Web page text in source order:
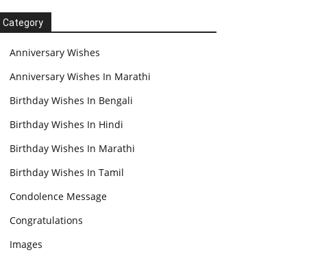
Category
Anniversary Wishes
Anniversary Wishes In Marathi
Birthday Wishes In Bengali
Birthday Wishes In Hindi
Birthday Wishes In Marathi
Birthday Wishes In Tamil
Condolence Message
Congratulations
Images